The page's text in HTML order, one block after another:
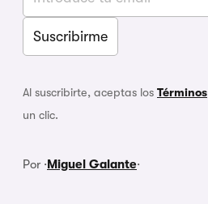
Al suscribirte, aceptas los Términos
un clic.
Por ·Miguel Galante·